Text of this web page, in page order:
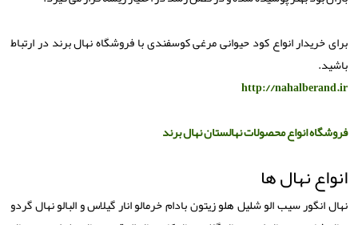
برای خریدار انواع کود حیوانی مرغی کوسفندی با فروشگاه نهال برند در ارتباط
باشید.
http://nahalberand.ir
فروشگاه انواع محصولات نهالستان نهال برند
انواع نهال ها
نهال انگور سیب الو شلیل هلو زیتون بادام خرمالو انار گیلاس و البالو نهال گردو